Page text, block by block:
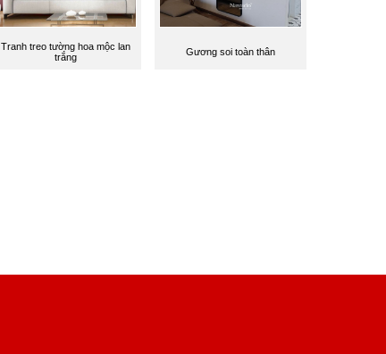
Tranh treo tường hoa mộc lan
trắng
Gương soi toàn thân